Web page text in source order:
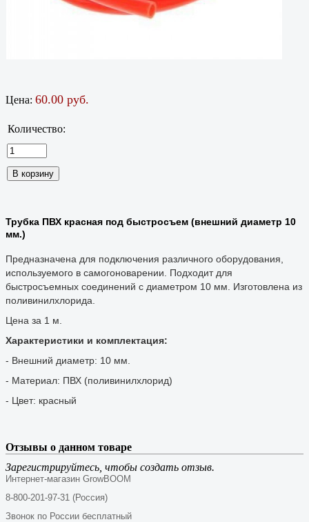
Цена: 60.00 руб.
Количество:
Трубка ПВХ красная под быстросъем (внешний диаметр 10
мм.)
Предназначена для подключения различного оборудования,
используемого в самогоноварении. Подходит для
быстросъемных соединений с диаметром 10 мм. Изготовлена из
поливинилхлорида.
Цена за 1 м.
Характеристики и комплектация:
- Внешний диаметр: 10 мм.
- Материал: ПВХ (поливинилхлорид)
- Цвет: красный
Отзывы о данном товаре
Зарегистрируйтесь, чтобы создать отзыв.
Интернет-магазин GrowBOOM
8-800-201-97-31 (Россия)
Звонок по России бесплатный